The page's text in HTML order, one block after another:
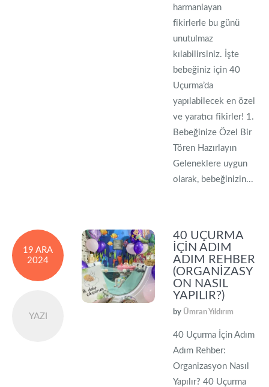
harmanlayan
fikirlerle bu günü
unutulmaz
kılabilirsiniz. İşte
bebeğiniz için 40
Uçurma’da
yapılabilecek en özel
ve yaratıcı fikirler! 1.
Bebeğinize Özel Bir
Tören Hazırlayın
Geleneklere uygun
olarak, bebeğinizin...
19 ARA
2024
YAZI
40 UÇURMA
İÇIN ADIM
ADIM REHBER
(ORGANIZASY
ON NASIL
YAPILIR?)
by Ümran Yıldırım
40 Uçurma İçin Adım
Adım Rehber:
Organizasyon Nasıl
Yapılır? 40 Uçurma